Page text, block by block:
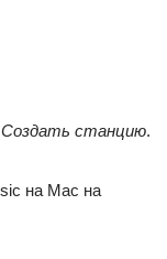
Создать станцию.